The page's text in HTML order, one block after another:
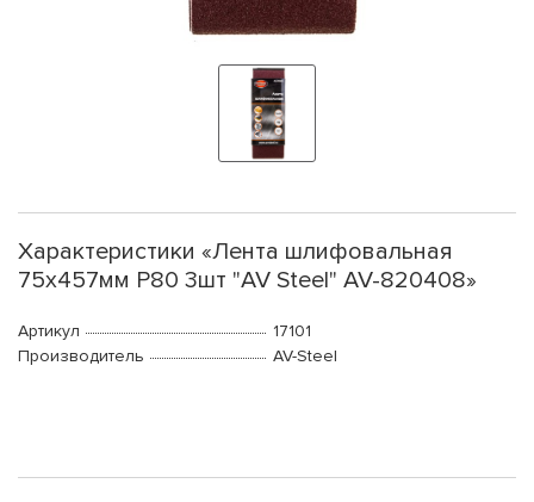
Характеристики «Лента шлифовальная
75х457мм Р80 3шт "AV Steel" AV-820408»
Артикул
17101
Производитель
AV-Steel